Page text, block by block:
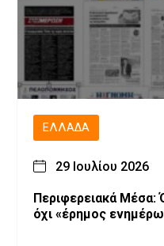
ΕΛΛΆΔΑ
29 Ιουλίου 2026
Περιφερειακά Μέσα:
όχι «έρημος